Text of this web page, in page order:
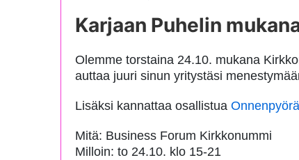
Karjaan Puhelin
Olemme torstaina 24.10. mukana
auttaa juuri sinun yritystäsi
Lisäksi kannattaa osallistua
Mitä: Business Forum Kirkkonummi
Milloin: to 24.10. klo 15-21